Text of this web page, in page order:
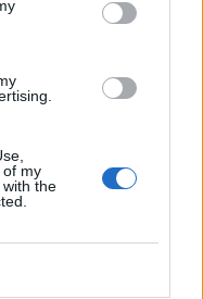
of my
the
vinta
Stato”